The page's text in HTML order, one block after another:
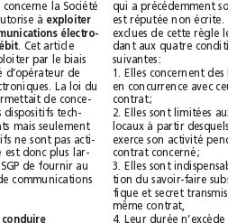
(3 sexies) concerne la Société
du Grand Paris et l'autorise à
exploiter
des réseaux de communications électro-
niques à très haut débit
. Cet article
autorise la SGP à exploiter par le biais
d'une filiale l’activité d’opérateur de
communications électroniques. La loi du
3juin 2010 ne lui permettait de conce-
voir et de réaliser les dispositifs tech-
niques correspondants mais seulement
tant que ces dispositifs ne sont pas acti-
vés. Le nouvel article est donc plus lar-
ge, il permettra à la SGP de fournir au
public tous services de communications
Péages et permis de conduire
suivantes:
contrat;
contrat concerné;
même contrat,